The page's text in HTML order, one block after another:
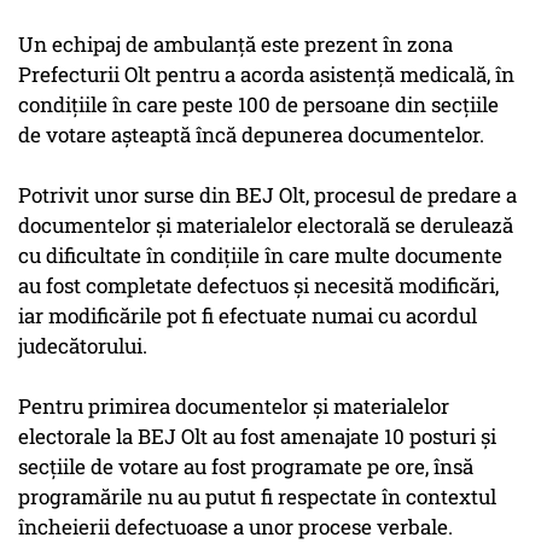
Un echipaj de ambulanţă este prezent în zona
Prefecturii Olt pentru a acorda asistenţă medicală, în
condiţiile în care peste 100 de persoane din secţiile
de votare aşteaptă încă depunerea documentelor.
Potrivit unor surse din BEJ Olt, procesul de predare a
documentelor şi materialelor electorală se derulează
cu dificultate în condiţiile în care multe documente
au fost completate defectuos şi necesită modificări,
iar modificările pot fi efectuate numai cu acordul
judecătorului.
Pentru primirea documentelor şi materialelor
electorale la BEJ Olt au fost amenajate 10 posturi şi
secţiile de votare au fost programate pe ore, însă
programările nu au putut fi respectate în contextul
încheierii defectuoase a unor procese verbale.